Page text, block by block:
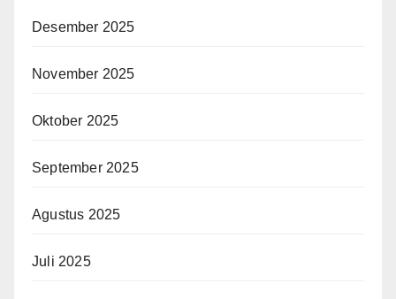
Desember 2025
November 2025
Oktober 2025
September 2025
Agustus 2025
Juli 2025